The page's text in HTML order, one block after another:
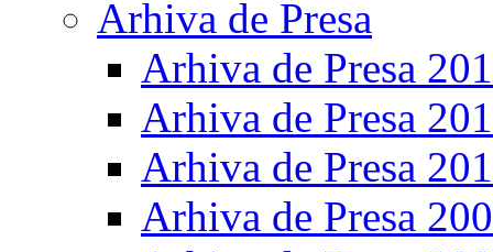
Arhiva de Presa
Arhiva de Presa
Arhiva de Presa
Arhiva de Presa
Arhiva de Presa